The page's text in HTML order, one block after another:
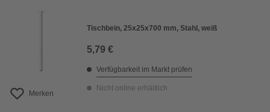
Merken
Tischbein, 25x25x700 mm, Stahl, weiß
5,79 €
Verfügbarkeit im Markt prüfen
Nicht online erhältlich